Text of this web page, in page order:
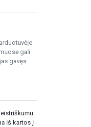
gali
gavęs
iš kartos į